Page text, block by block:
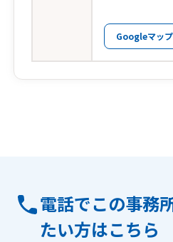
Googleマッ
電話でこの事務
たい方はこちら